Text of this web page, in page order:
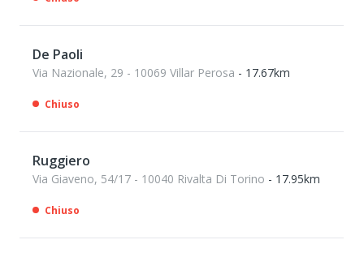
De Paoli
Via Nazionale, 29 - 10069 Villar Perosa - 17.67km
Chiuso
Ruggiero
Via Giaveno, 54/17 - 10040 Rivalta Di Torino - 17.95km
Chiuso